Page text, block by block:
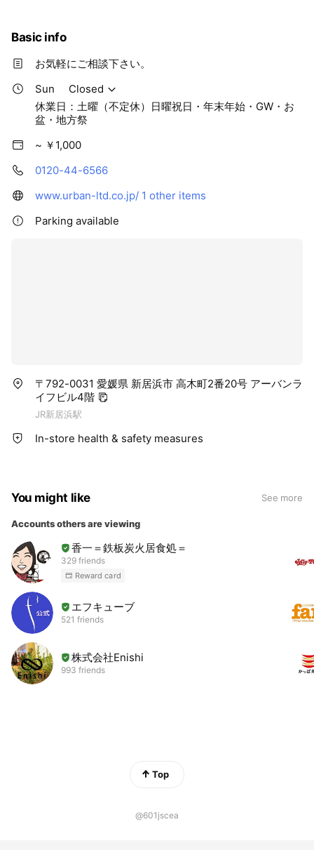
Basic info
お気軽にご相談下さい。
Sun
Closed
休業日：土曜（不定休）日曜祝日・年末年始・GW・お
盆・地方祭
~ ￥1,000
0120-44-6566
www.urban-ltd.co.jp/ 1 other items
Parking available
〒792-0031 愛媛県 新居浜市 高木町2番20号 アーバンラ
イフビル4階
JR新居浜駅
In-store health & safety measures
You might like See more
Accounts others are viewing
香一＝鉄板炭火居食処＝
329 friends
Reward card
エフキューブ
521 friends
株式会社Enishi
993 friends
Top
@601jscea